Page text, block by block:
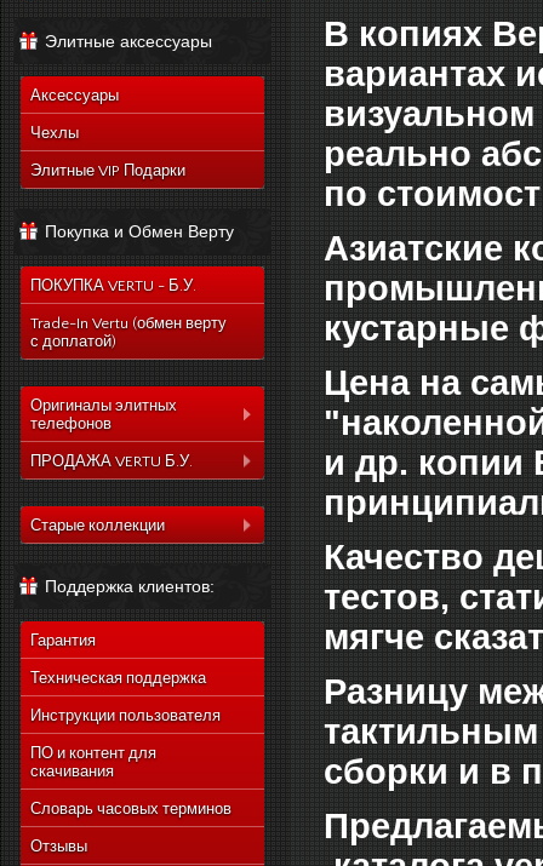
Элитные аксессуары
Аксессуары
Чехлы
Элитные VIP Подарки
Покупка и Обмен Верту
ПОКУПКА VERTU - Б.У.
Trade-In Vertu (обмен верту
с доплатой)
Оригиналы элитных
телефонов
Коллекция Aster
Коллекция Signature
Коллекция Signature
Коллекция Новый
Signature Touch
ПРОДАЖА VERTU Б.У.
Коллекция Constelation
Коллекция Ascent
Touch
Коллекция Новый
Signature Touch
Старые коллекции
Vertu Ascent X
Vertu Constellation Ayxta
Vertu Constellation Pure
Vertu Constellation Exotic
Vertu Constellation Vivre
Vertu Signature S Design
Vertu Constellation
Vertu Constellation
Monogram
Поддержка клиентов:
Гарантия
Техническая поддержка
Инструкции пользователя
ПО и контент для
скачивания
Словарь часовых терминов
Отзывы
В копиях
вариантах
реально
по
Азиатские
кустарные
Цена на
и др. копии
Качество
тестов,
мягче
Разницу
сборки и в